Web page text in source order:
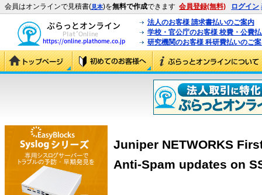
会員はオンラインで見積書(見本)を無料で作成できます 会員登録(無料) ログイン
法人のお客様 請求書払いのご案内
学校・官公庁のお客様 校費・公費
研究機関のお客様 科研費払いのご
Juniper NETWORKS
Anti-Spam updates on